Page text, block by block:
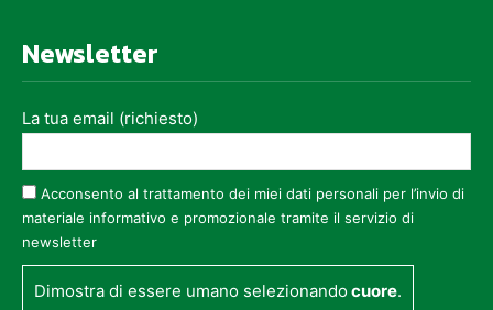
Newsletter
La tua email (richiesto)
Acconsento al trattamento dei miei dati personali per l’invio di
materiale informativo e promozionale tramite il servizio di
newsletter
Dimostra di essere umano selezionandocuore.